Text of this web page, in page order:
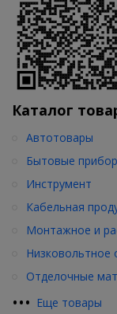
Каталог
••• Еще товары
Автотовары
Бытовые
Инструмент
Кабельная
Монтажное и
Низковольтное
Отделочные